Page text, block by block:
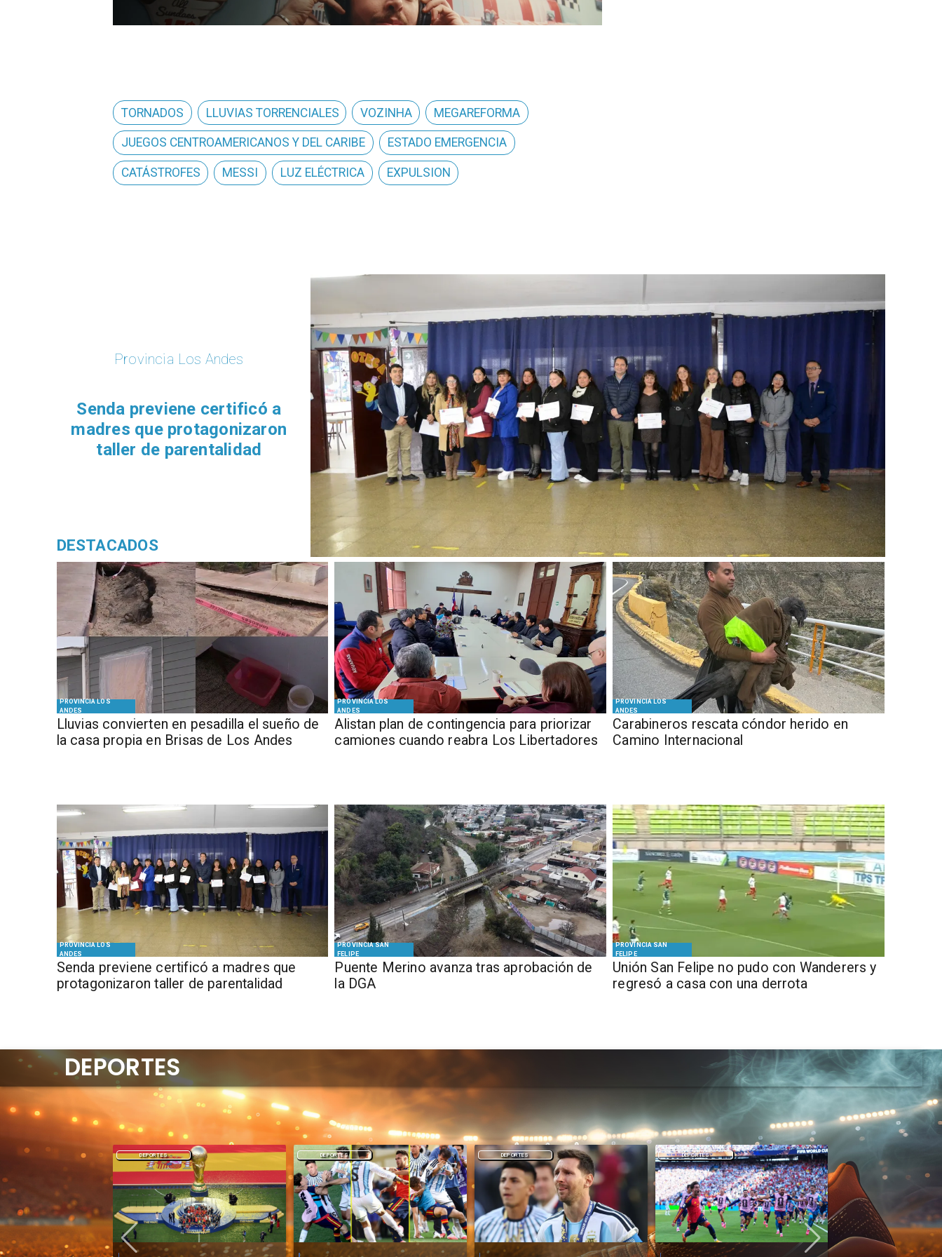
TORNADOS LLUVIAS TORRENCIALES VOZINHA MEGAREFORMA
JUEGOS CENTROAMERICANOS Y DEL CARIBE ESTADO EMERGENCIA
CATÁSTROFES MESSI LUZ ELÉCTRICA EXPULSION
PROVINCIA LOS
ANDES
Lluvias convierten en pesadilla el sueño de
la casa propia en Brisas de Los Andes
PROVINCIA LOS
ANDES
Alistan plan de contingencia para priorizar
camiones cuando reabra Los Libertadores
PROVINCIA LOS
ANDES
Carabineros rescata cóndor herido en
Camino Internacional
PROVINCIA LOS
ANDES
Senda previene certificó a madres que
protagonizaron taller de parentalidad
PROVINCIA SAN
FELIPE
Puente Merino avanza tras aprobación de
la DGA
PROVINCIA SAN
FELIPE
Unión San Felipe no pudo con Wanderers y
regresó a casa con una derrota
Provincia Los Andes
Lluvias convierten en pesadilla
el sueño de la casa propia en
Brisas de Los Andes
DESTACADOS
DEPORTES DEPORTES DEPORTES DEPORTES
DEPORTES